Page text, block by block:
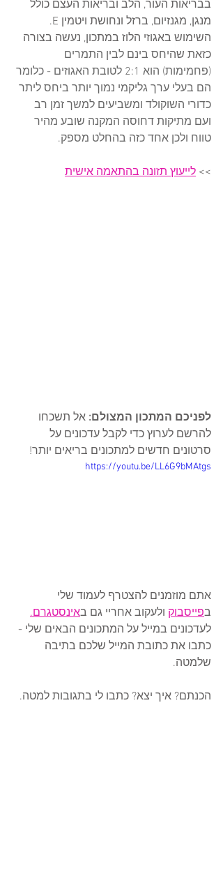
בבריאות העור, הלב ובריאות העצם כולל
מנגן, מגנזיום, ברזל ונחושת ויטמין E.
השימוש באגוזי הלוז במתכון, נעשה בצורה
כזאת שהיחס בינם לבין התמרים
(פחמימות) הוא 2:1 לטובת האגוזים - כלומר
הם בעלי ערך גליקמי נמוך יותר ביחס ליתר
כדורי השוקולד ומשביעים למשך זמן רב
ועם מתיקות דחוסה המקנה שובע מהיר
טווח ולכן אחד כזה בהחלט מספק.
>> לייעוץ תזונה בהתאמה אישית
לפניכם המתכון המצולם: אל תשכחו
להרשם לערוץ כדי לקבל עדכונים על
סרטונים חדשים למתכונים בריאים יותר!
https://youtu.be/LL6G9bMAtgs
אתם מוזמנים להצטרף לעמוד שלי
בפייסבוק ולעקוב אחריי גם באינסטגרם.
לעדכונים במייל על המתכונים הבאים שלי -
כתבו את כתובת המייל שלכם בתיבה
שלמטה.
הכנתם? איך יצא? כתבו לי בתגובות למטה.